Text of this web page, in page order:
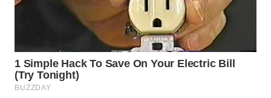
MANDALIKA
WN